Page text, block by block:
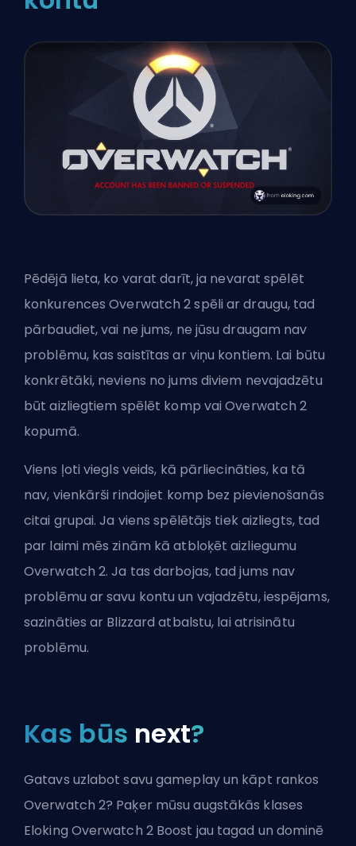
Pēdējā lieta, ko varat darīt, ja nevarat spēlēt
konkurences Overwatch 2 spēli ar draugu, tad
pārbaudiet, vai ne jums, ne jūsu draugam nav
problēmu, kas saistītas ar viņu kontiem. Lai būtu
konkrētāki, neviens no jums diviem nevajadzētu
būt aizliegtiem spēlēt komp vai Overwatch 2
kopumā.
Viens ļoti viegls veids, kā pārliecināties, ka tā
nav, vienkārši rindojiet komp bez pievienošanās
citai grupai. Ja viens spēlētājs tiek aizliegts, tad
par laimi mēs zinām kā atbloķēt aizliegumu
Overwatch 2. Ja tas darbojas, tad jums nav
problēmu ar savu kontu un vajadzētu, iespējams,
sazināties ar Blizzard atbalstu, lai atrisinātu
problēmu.
Kas būs next?
Gatavs uzlabot savu gameplay un kāpt rankos
Overwatch 2? Paķer mūsu augstākās klases
Eloking Overwatch 2 Boost jau tagad un dominē